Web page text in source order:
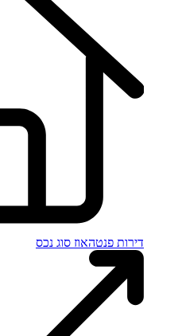
דירות פנטהאוז סוג נכס